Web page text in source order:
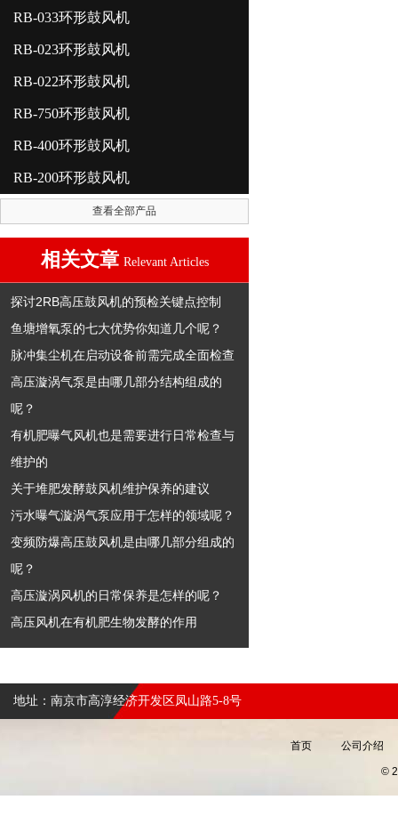
RB-033环形鼓风机
RB-023环形鼓风机
RB-022环形鼓风机
RB-750环形鼓风机
RB-400环形鼓风机
RB-200环形鼓风机
查看全部产品
相关文章 Relevant Articles
探讨2RB高压鼓风机的预检关键点控制
鱼塘增氧泵的七大优势你知道几个呢？
脉冲集尘机在启动设备前需完成全面检查
高压漩涡气泵是由哪几部分结构组成的
呢？
有机肥曝气风机也是需要进行日常检查与
维护的
关于堆肥发酵鼓风机维护保养的建议
污水曝气漩涡气泵应用于怎样的领域呢？
变频防爆高压鼓风机是由哪几部分组成的
呢？
高压漩涡风机的日常保养是怎样的呢？
高压风机在有机肥生物发酵的作用
地址：南京市高淳经济开发区凤山路5-8号
首页 公司介绍
©